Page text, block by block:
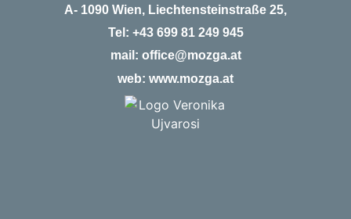
A- 1090 Wien, Liechtensteinstraße 25,
Tel: +43 699 81 249 945
mail: office@mozga.at
web: www.mozga.at